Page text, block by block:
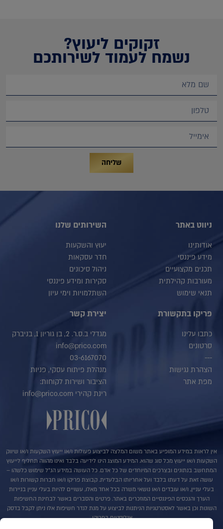
זקוקים ליעוץ?
נשמח לעמוד לשירותכם
שליחה
ניווט באתר
אודותינו
מידע פיננסי
תכנים מקצועיים
מעורבות קהילתית
תנאי שימוש
השירותים שלנו
יעוץ והשקעות
חדר עסקאות
ניהול סיכונים
סקירות ומידע פיננסי
השתלמויות וימי עיון
פריקו בתקשורת
כתבו עלינו
סרטונים
---
הצהרת נגישות
מפת אתר
יצירת קשר
מגדלי ב.ס.ר. 2, בן גוריון 1, בניברק
info@prico.com
03-6167070
מנהלת פיתוח עסקי, פניות
הציבור ושירות לקוחות:
רינת קהירי info@prico.com
אין לראות במידע המופיע באתר משום המלצה לביצוע פעולות ו/או ייעוץ השקעות ו/או שיווק
השקעות ו/או ייעוץ מכל סוג שהוא. המידע המוצג הינו לידיעה בלבד ואינו מהווה תחליף לייעוץ
המתחשב בנתונים ובצרכים המיוחדים של כל אדם. כל העושה במידע הנ"ל שימוש כלשהו –
עושה זאת על דעתו בלבד ועל אחריותו הבלעדית. קבוצת פריקו ו/או חברות קשורות ו/או
בעלי עניין, ו/או עובדים ו/או נושאי משרה בכל אחד מאלו, עשויים להיות בעלי עניין בניירות
הערך והנכסים הפיננסיים המוזכרים באתר. פרטים והסברים באשר לבחינת החשיפות
השונות וכן באשר לאסטרטגיות הניתנות לביצוע על מנת לגדר חשיפות אלו ניתן לקבל בדסק
אנליסטים בפריקו.